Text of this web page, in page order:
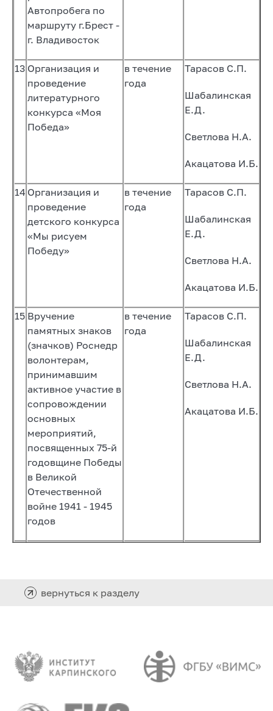
Автопробега по
маршруту г.Брест -
г. Владивосток
13 Организация и
проведение
литературного
конкурса «Моя
Победа»
в течение
года
Тарасов С.П.
Шабалинская
Е.Д.
Светлова Н.А.
Акацатова И.Б.
14 Организация и
проведение
детского конкурса
«Мы рисуем
Победу»
в течение
года
Тарасов С.П.
Шабалинская
Е.Д.
Светлова Н.А.
Акацатова И.Б.
15 Вручение
памятных знаков
(значков) Роснедр
волонтерам,
принимавшим
активное участие в
сопровождении
основных
мероприятий,
посвященных 75-й
годовщине Победы
в Великой
Отечественной
войне 1941 - 1945
годов
в течение
года
Тарасов С.П.
Шабалинская
Е.Д.
Светлова Н.А.
Акацатова И.Б.
вернуться к разделу